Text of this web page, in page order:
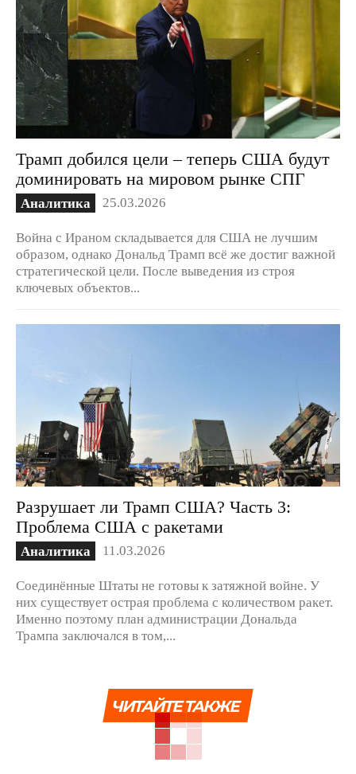
Трамп добился цели – теперь США будут
доминировать на мировом рынке СПГ
Аналитика 25.03.2026
Война с Ираном складывается для США не лучшим
образом, однако Дональд Трамп всё же достиг важной
стратегической цели. После выведения из строя
ключевых объектов...
Разрушает ли Трамп США? Часть 3:
Проблема США с ракетами
Аналитика 11.03.2026
Соединённые Штаты не готовы к затяжной войне. У
них существует острая проблема с количеством ракет.
Именно поэтому план администрации Дональда
Трампа заключался в том,...
ЧИТАЙТЕ ТАКЖЕ